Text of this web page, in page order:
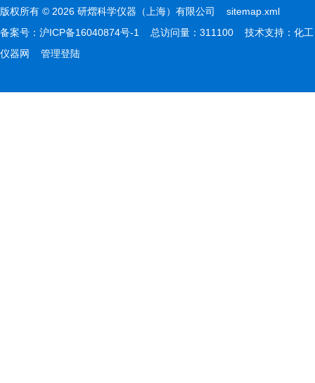
版权所有 © 2026 研熠科学仪器（上海）有限公司 sitemap.xml
备案号： 沪ICP备16040874号-1 总访问量：311100 技术支持： 化工
仪器网
管理登陆